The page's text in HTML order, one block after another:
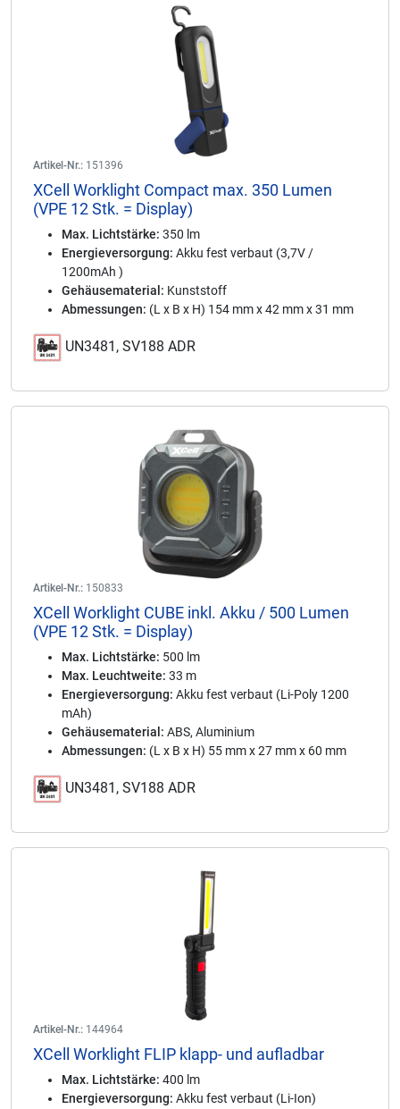
Artikel-Nr.: 151396
XCell Worklight Compact max. 350 Lumen
(VPE 12 Stk. = Display)
Max. Lichtstärke: 350 lm
Energieversorgung: Akku fest verbaut (3,7V /
1200mAh )
Gehäusematerial: Kunststoff
Abmessungen: (L x B x H) 154 mm x 42 mm x 31 mm
UN3481, SV188 ADR
Artikel-Nr.: 150833
XCell Worklight CUBE inkl. Akku / 500 Lumen
(VPE 12 Stk. = Display)
Max. Lichtstärke: 500 lm
Max. Leuchtweite: 33 m
Energieversorgung: Akku fest verbaut (Li-Poly 1200
mAh)
Gehäusematerial: ABS, Aluminium
Abmessungen: (L x B x H) 55 mm x 27 mm x 60 mm
UN3481, SV188 ADR
Artikel-Nr.: 144964
XCell Worklight FLIP klapp- und aufladbar
Max. Lichtstärke: 400 lm
Energieversorgung: Akku fest verbaut (Li-Ion)